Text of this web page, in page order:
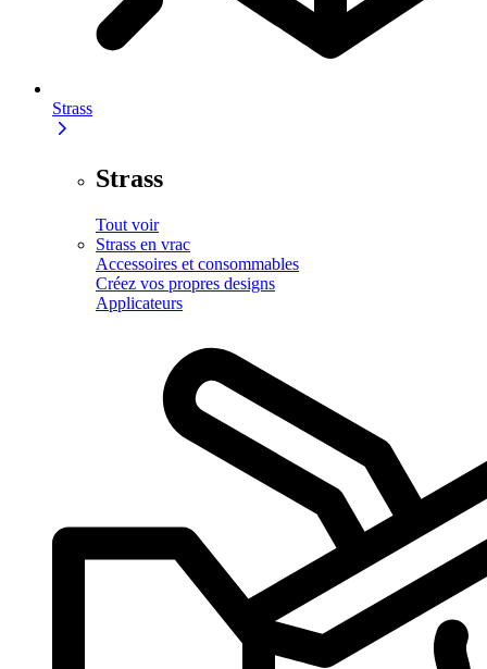
Strass
Strass
Tout voir
Strass en vrac
Accessoires et consommables
Créez vos propres designs
Applicateurs